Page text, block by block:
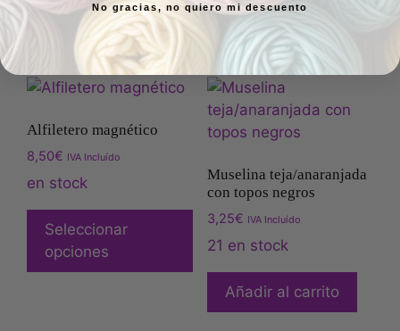
Añadir al carrito
Alfiletero magnético
8,50€ IVA Incluído
en stock
Seleccionar
opciones
Muselina teja/anaranjada
con topos negros
3,25€ IVA Incluído
21 en stock
Añadir al carrito
No gracias, no quiero mi descuento